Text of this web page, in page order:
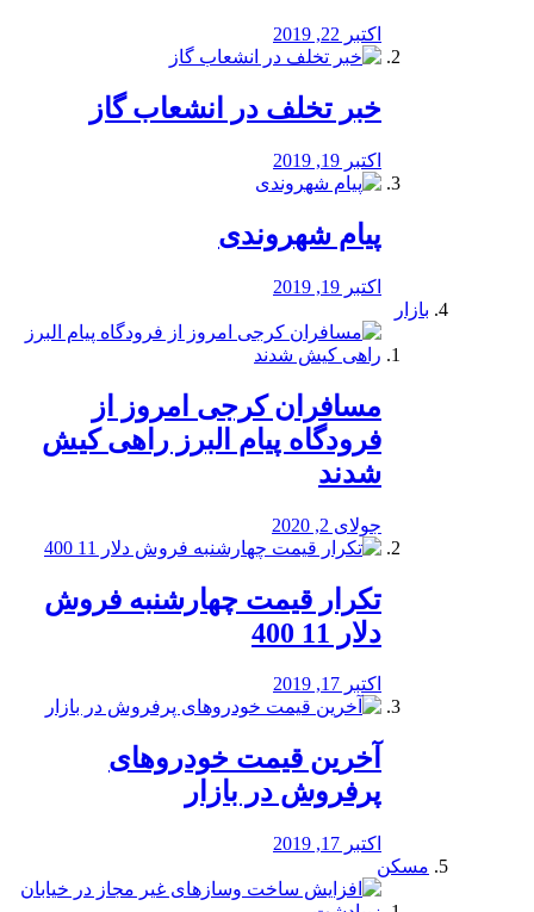
اکتبر 22, 2019
خبر تخلف در انشعاب گاز
اکتبر 19, 2019
پیام شهروندی
اکتبر 19, 2019
بازار
مسافران کرجی امروز از
فرودگاه پیام البرز راهی کیش
شدند
جولای 2, 2020
تکرار قیمت چهارشنبه فروش
دلار 11 400
اکتبر 17, 2019
آخرین قیمت خودرو‌های
پرفروش در بازار
اکتبر 17, 2019
مسکن